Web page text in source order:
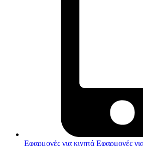
Εφαρμογές για κινητά Εφαρμογές